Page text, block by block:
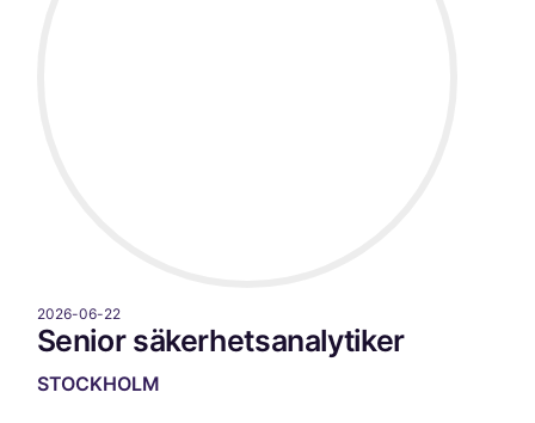
2026-06-22
Senior säkerhetsanalytiker
STOCKHOLM